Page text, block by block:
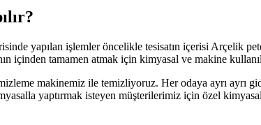
yapılan işlemler öncelikle tesisatın içerisi Arçelik
içinden tamamen atmak için kimyasal ve makine
makinemiz ile temizliyoruz. Her odaya ayrı
yaptırmak isteyen müşterilerimiz için özel